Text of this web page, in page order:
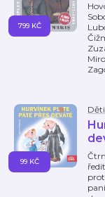
799 KČ
99 KČ